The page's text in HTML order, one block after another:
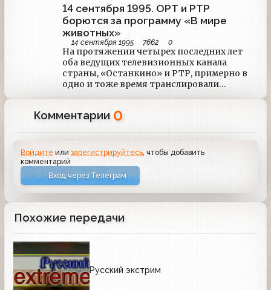
Николай Дроздов отмечает в понедельник
85-летие. "У меня всегда хорошее
настроение. <…> Надо радоваться
каждому часу, каждой минуте жизни", -
заявил зоолог журналистам в преддверии
юбилея на презентации книги "Полет
бумеранга.
14 сентября 1995. ОРТ и РТР
борются за программу «В мире
животных»
14 сентября 1995 7662 0
На протяжении четырех последних лет
оба ведущих телевизионных канала
страны, «Останкино» и РТР, примерно в
одно и тоже время транслировали
передачу с одним и тем же названием «В
возникла после образования Российской
канала на второй.
Комментарии 0
Войдите илизарегистрируйтесь, чтобы добавить
комментарий
Вход через Телеграм
Похожие передачи
Русский экстрим